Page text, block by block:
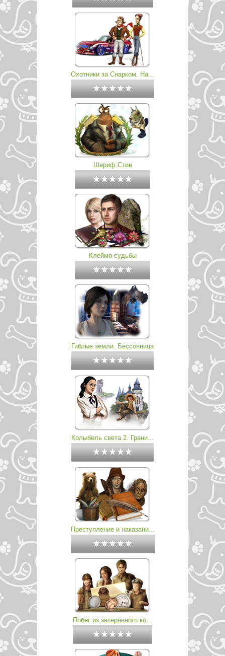
Охотники за Снарком. На...
Шериф Стив
Клеймо судьбы
Гиблые земли. Бессонница
Колыбель света 2. Грани...
Преступление и наказани...
Побег из затерянного ко...